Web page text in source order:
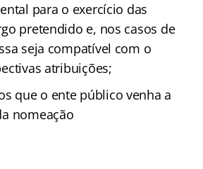
para o exercício das
pretendido e, nos casos de
seja compatível com o
atribuições;
que o ente público venha a
nomeação